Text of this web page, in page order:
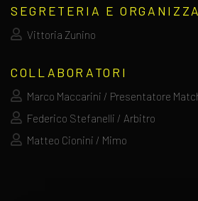
SEGRETERIA E
Vittoria Zunino
COLLABORATORI
Marco Maccarini / Presentatore
Federico Stefanelli / Arbitro
Matteo Cionini / Mimo